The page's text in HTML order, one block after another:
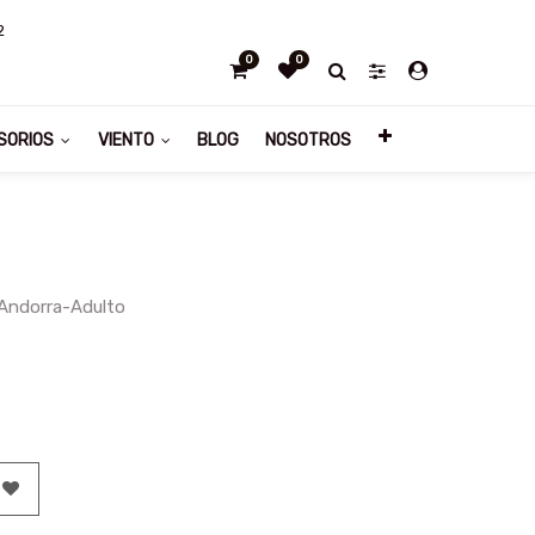
0 0
VIENTO BLOG NOSOTROS
Adulto